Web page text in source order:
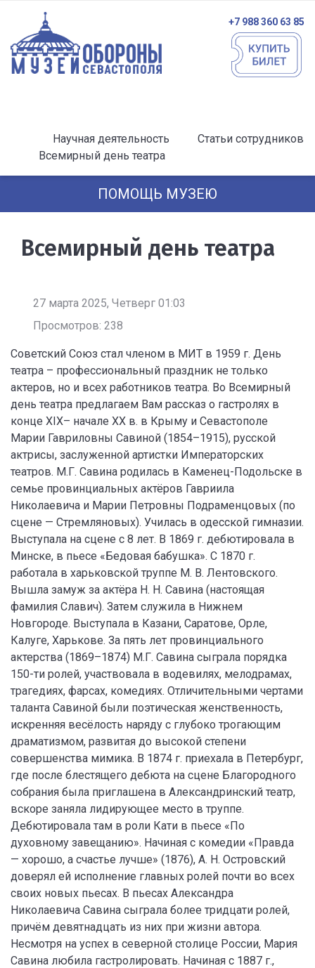
+7 988 360 63 85
Научная деятельность
Статьи сотрудников
Всемирный день театра
ПОМОЩЬ МУЗЕЮ
Всемирный день театра
27 марта 2025, Четверг 01:03
Просмотров: 238
Советский Союз стал членом в МИТ в 1959 г. День
театра – профессиональный праздник не только
актеров, но и всех работников театра. Во Всемирный
день театра предлагаем Вам рассказ о гастролях в
конце XIX– начале XX в. в Крыму и Севастополе
Марии Гавриловны Савиной (1854–1915), русской
актрисы, заслуженной артистки Императорских
театров. М.Г. Савина родилась в Каменец-Подольске в
семье провинциальных актёров Гавриила
Николаевича и Марии Петровны Подраменцовых (по
сцене — Стремляновых). Училась в одесской гимназии.
Выступала на сцене с 8 лет. В 1869 г. дебютировала в
Минске, в пьесе «Бедовая бабушка». С 1870 г.
работала в харьковской труппе М. В. Лентовского.
Вышла замуж за актёра Н. Н. Савина (настоящая
фамилия Славич). Затем служила в Нижнем
Новгороде. Выступала в Казани, Саратове, Орле,
Калуге, Харькове. За пять лет провинциального
актерства (1869–1874) М.Г. Савина сыграла порядка
150-ти ролей, участвовала в водевилях, мелодрамах,
трагедиях, фарсах, комедиях. Отличительными чертами
таланта Савиной были поэтическая женственность,
искренняя весёлость наряду с глубоко трогающим
драматизмом, развитая до высокой степени
совершенства мимика. В 1874 г. приехала в Петербург,
где после блестящего дебюта на сцене Благородного
собрания была приглашена в Александринский театр,
вскоре заняла лидирующее место в труппе.
Дебютировала там в роли Кати в пьесе «По
духовному завещанию». Начиная с комедии «Правда
— хорошо, а счастье лучше» (1876), А. Н. Островский
доверял ей исполнение главных ролей почти во всех
своих новых пьесах. В пьесах Александра
Николаевича Савина сыграла более тридцати ролей,
причём девятнадцать из них при жизни автора.
Несмотря на успех в северной столице России, Мария
Савина любила гастролировать. Начиная с 1887 г.,